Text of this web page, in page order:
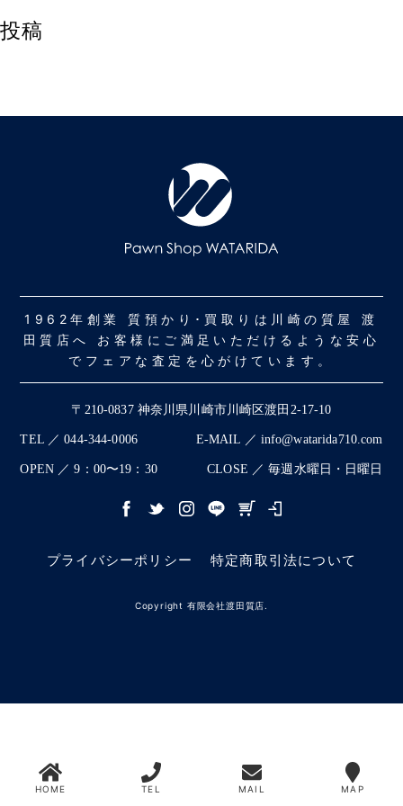
投稿
1962年創業 質預かり･買取りは川崎の質屋 渡
田質店へ お客様にご満足いただけるような安心
でフェアな査定を心がけています。
〒210-0837 神奈川県川崎市川崎区渡田2-17-10
TEL ／ 044-344-0006 E-MAIL ／ info@watarida710.com
OPEN ／ 9：00〜19：30 CLOSE ／ 毎週水曜日・日曜日
プライバシーポリシー 特定商取引法について
Copyright 有限会社渡田質店.
HOME TEL MAIL MAP